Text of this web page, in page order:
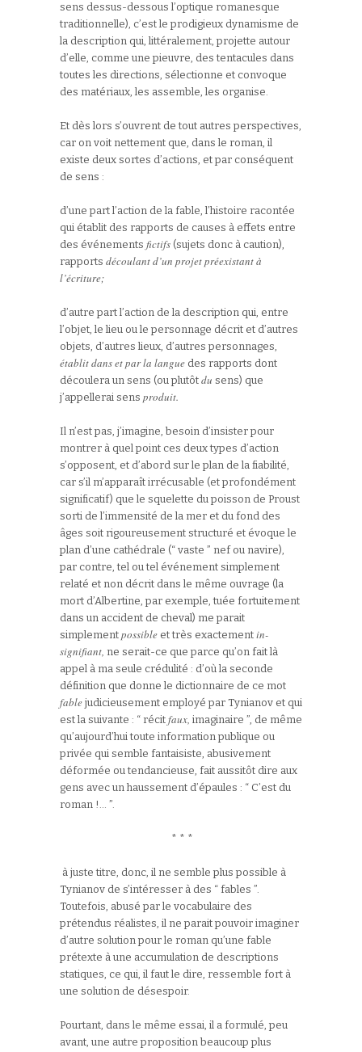
sens dessus-dessous l’optique romanesque
traditionnelle), c’est le prodigieux dynamisme de
la description qui, littéralement, projette autour
d’elle, comme une pieuvre, des tentacules dans
toutes les directions, sélectionne et convoque
des matériaux, les assemble, les organise.
Et dès lors s’ouvrent de tout autres perspectives,
car on voit nettement que, dans le roman, il
existe deux sortes d’actions, et par conséquent
de sens :
d’une part l’action de la fable, l’histoire racontée
qui établit des rapports de causes à effets entre
des événements fictifs (sujets donc à caution),
rapports découlant d’un projet préexistant à
l’écriture;
d’autre part l’action de la description qui, entre
l’objet, le lieu ou le personnage décrit et d’autres
objets, d’autres lieux, d’autres personnages,
établit dans et par la langue des rapports dont
découlera un sens (ou plutôt du sens) que
j’appellerai sens produit.
Il n’est pas, j’imagine, besoin d’insister pour
montrer à quel point ces deux types d’action
s’opposent, et d’abord sur le plan de la fiabilité,
car s’il m’apparaît irrécusable (et profondément
significatif) que le squelette du poisson de Proust
sorti de l’immensité de la mer et du fond des
âges soit rigoureusement structuré et évoque le
plan d’une cathédrale (“ vaste ” nef ou navire),
par contre, tel ou tel événement simplement
relaté et non décrit dans le même ouvrage (la
mort d’Albertine, par exemple, tuée fortuitement
dans un accident de cheval) me parait
simplement possible et très exactement in-
signifiant, ne serait-ce que parce qu’on fait là
appel à ma seule crédulité : d’où la seconde
définition que donne le dictionnaire de ce mot
fable judicieusement employé par Tynianov et qui
est la suivante : “ récit faux, imaginaire ”, de même
qu’aujourd’hui toute information publique ou
privée qui semble fantaisiste, abusivement
déformée ou tendancieuse, fait aussitôt dire aux
gens avec un haussement d’épaules : “ C’est du
roman !… ”.
* * *
à juste titre, donc, il ne semble plus possible à
Tynianov de s’intéresser à des “ fables ”.
Toutefois, abusé par le vocabulaire des
prétendus réalistes, il ne parait pouvoir imaginer
d’autre solution pour le roman qu’une fable
prétexte à une accumulation de descriptions
statiques, ce qui, il faut le dire, ressemble fort à
une solution de désespoir.
Pourtant, dans le même essai, il a formulé, peu
avant, une autre proposition beaucoup plus